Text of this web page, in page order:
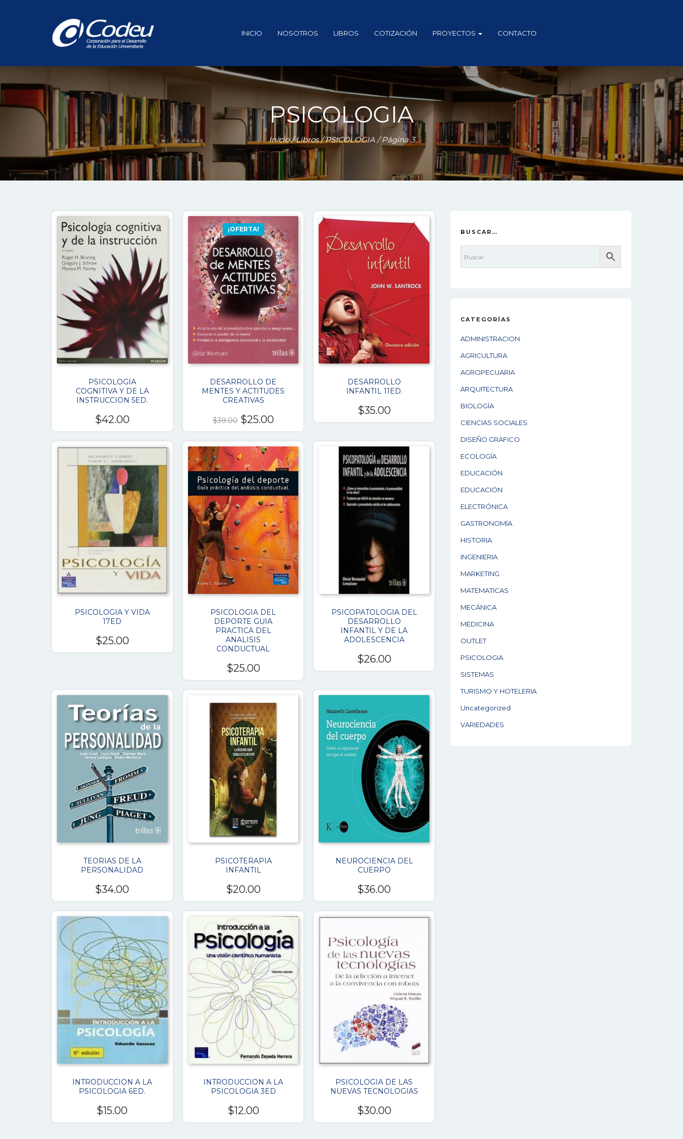
INICIO NOSOTROS LIBROS COTIZACIÓN PROYECTOS CONTACTO
PSICOLOGIA
Inicio/Libros/PSICOLOGIA/ Página 3
PSICOLOGIA
COGNITIVA Y DE LA
INSTRUCCION 5ED.
$42.00
¡OFERTA!
DESARROLLO DE
MENTES Y ACTITUDES
CREATIVAS
$39.00 El
precio
original
era:
$39.00.
$25.00El
precio
actual
es:
$25.00.
DESARROLLO
INFANTIL 11ED.
$35.00
PSICOLOGIA Y VIDA
17ED
$25.00
PSICOLOGIA DEL
DEPORTE GUIA
PRACTICA DEL
ANALISIS
CONDUCTUAL
$25.00
PSICOPATOLOGIA DEL
DESARROLLO
INFANTIL Y DE LA
ADOLESCENCIA
$26.00
TEORIAS DE LA
PERSONALIDAD
$34.00
PSICOTERAPIA
INFANTIL
$20.00
NEUROCIENCIA DEL
CUERPO
$36.00
INTRODUCCION A LA
PSICOLOGIA 6ED.
$15.00
INTRODUCCION A LA
PSICOLOGIA 3ED
$12.00
PSICOLOGIA DE LAS
NUEVAS TECNOLOGIAS
$30.00
BUSCAR…
CATEGORÍAS
ADMINISTRACION
AGRICULTURA
AGROPECUARIA
ARQUITECTURA
BIOLOGÍA
CIENCIAS SOCIALES
DISEÑO GRAFICO
ECOLOGÍA
EDUCACIÓN
EDUCACIÓN
ELECTRÓNICA
GASTRONOMÍA
HISTORIA
INGENIERIA
MARKETING
MATEMATICAS
MECÁNICA
MEDICINA
OUTLET
PSICOLOGIA
SISTEMAS
TURISMO Y HOTELERIA
Uncategorized
VARIEDADES